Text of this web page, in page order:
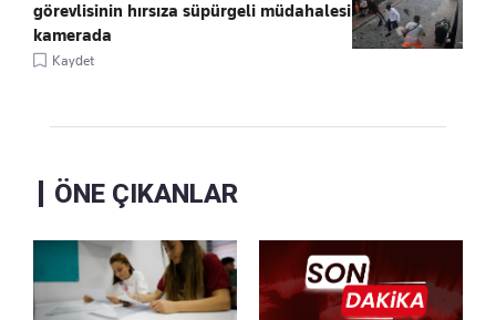
görevlisinin hırsıza süpürgeli müdahalesi
kamerada
Kaydet
ÖNE ÇIKANLAR